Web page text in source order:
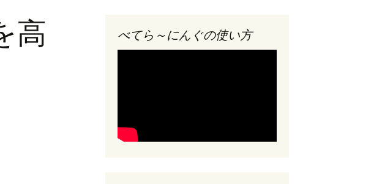
体験版申込み
商品チラシ
高
べてら～にんぐの使い方